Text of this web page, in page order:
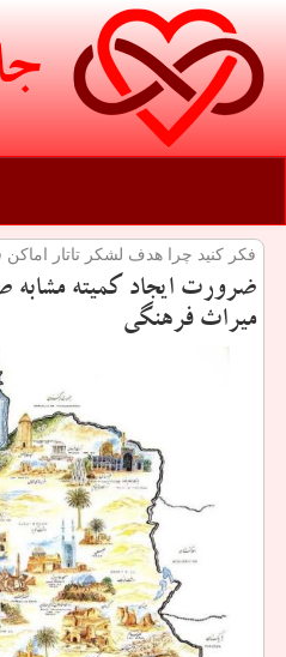
فكر كنید چرا هدف لشكر تاتار
ضرورت ایجاد كمیته مشابه
میراث فرهنگی